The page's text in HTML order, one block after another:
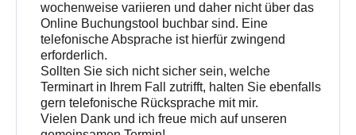
wochenweise variieren und daher nicht über das
Online Buchungstool buchbar sind. Eine
telefonische Absprache ist hierfür zwingend
erforderlich.
Sollten Sie sich nicht sicher sein, welche
Terminart in Ihrem Fall zutrifft, halten Sie ebenfalls
gern telefonische Rücksprache mit mir.
Vielen Dank und ich freue mich auf unseren